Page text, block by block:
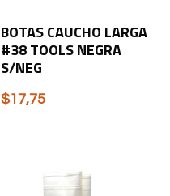
BOTAS CAUCHO LARGA
#38 TOOLS NEGRA
S/NEG
$17,75